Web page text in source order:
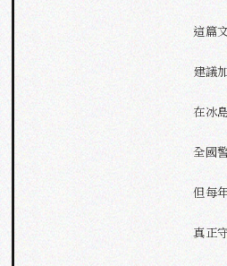
這篇
建議
在冰
全國
但每
真正